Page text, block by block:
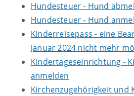
Hundesteuer - Hund
Hundesteuer - Hund
Kinderreisepass - eine
Januar 2024 nicht mehr
Kindertageseinrichtung -
anmelden
Kirchenzugehörigkeit und